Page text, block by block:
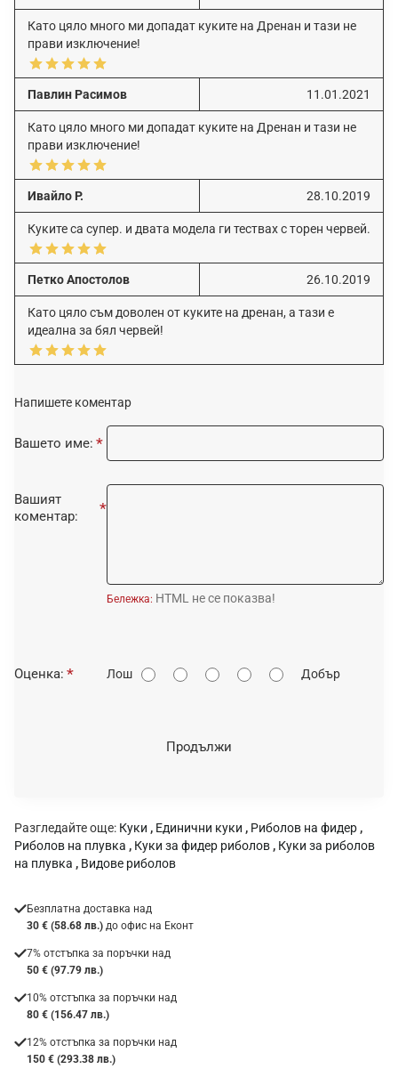
Като цяло много ми допадат куките на Дренан и тази не
прави изключение!
Павлин Расимов 11.01.2021
Като цяло много ми допадат куките на Дренан и тази не
прави изключение!
Ивайло Р. 28.10.2019
Куките са супер. и двата модела ги тествах с торен червей.
Петко Апостолов 26.10.2019
Като цяло съм доволен от куките на дренан, а тази е
идеална за бял червей!
Напишете коментар
Вашето име:
Вашият
коментар:
Бележка: HTML не се показва!
О
Оценка: Лош Добър
Продължи
Разгледайте още: Куки , Единични куки , Риболов на фидер ,
Риболов на плувка , Куки за фидер риболов , Куки за риболов
на плувка , Видове риболов
Безплатна доставка над
30 € (58.68 лв.) до офис на Еконт
7% отстъпка за поръчки над
50 € (97.79 лв.)
10% отстъпка за поръчки над
80 € (156.47 лв.)
12% отстъпка за поръчки над
150 € (293.38 лв.)